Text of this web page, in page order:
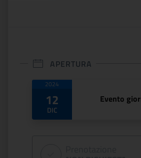
APERTURA
Date di apertura
2024
12
DIC
Evento